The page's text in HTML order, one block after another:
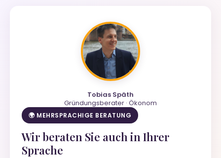
Tobias Späth
Gründungsberater · Ökonom
🌍 MEHRSPRACHIGE BERATUNG
Wir beraten Sie auch in Ihrer
Sprache